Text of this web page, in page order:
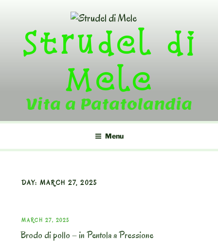
contentStrudel di
Mele
Vita a Patatolandia
Menu
DAY: MARCH 27, 2025
POSTED
ON
MARCH 27, 2025
Brodo di pollo – in Pentola a Pressione